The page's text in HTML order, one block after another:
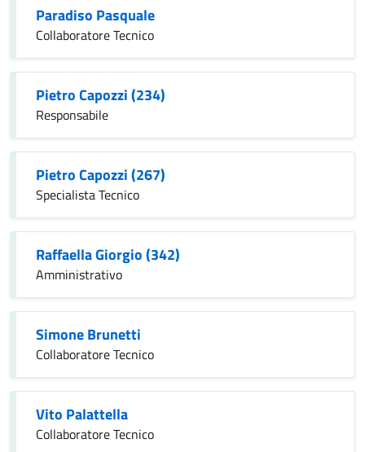
Paradiso Pasquale
Collaboratore Tecnico
Pietro Capozzi (234)
Responsabile
Pietro Capozzi (267)
Specialista Tecnico
Raffaella Giorgio (342)
Amministrativo
Simone Brunetti
Collaboratore Tecnico
Vito Palattella
Collaboratore Tecnico